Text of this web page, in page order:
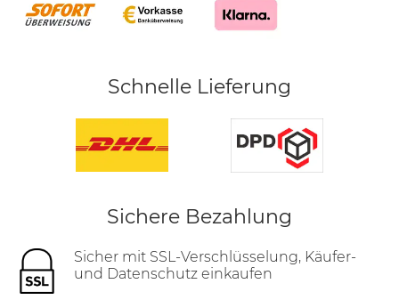
Schnelle Lieferung
Sichere Bezahlung
Sicher mit SSL-Verschlüsselung, Käufer-
und Datenschutz einkaufen